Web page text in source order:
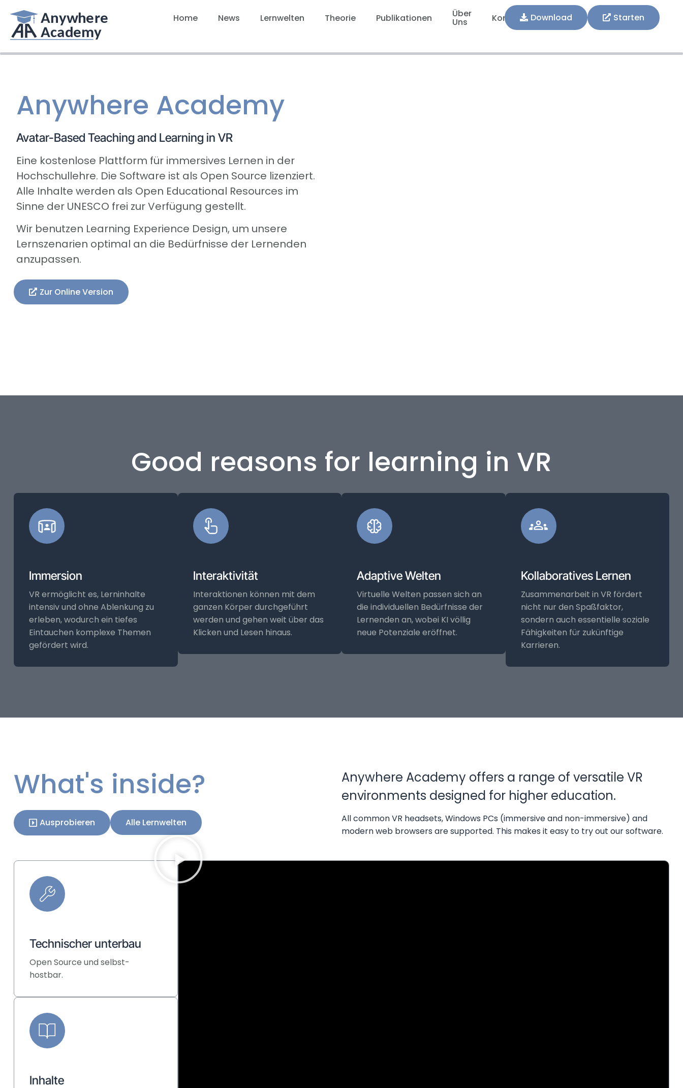
Home News Lernwelten Theorie Publikationen Über
Uns Kontakt Download Starten
Anywhere Academy
Avatar-Based Teaching and Learning in VR
Eine kostenlose Plattform für immersives Lernen in der
Hochschullehre. Die Software ist als Open Source lizenziert.
Alle Inhalte werden als Open Educational Resources im
Sinne der UNESCO frei zur Verfügung gestellt.
Wir benutzen Learning Experience Design, um unsere
Lernszenarien optimal an die Bedürfnisse der Lernenden
anzupassen.
Zur Online Version
Good reasons for learning in VR
Immersion
VR ermöglicht es, Lerninhalte
intensiv und ohne Ablenkung zu
erleben, wodurch ein tiefes
Eintauchen komplexe Themen
gefördert wird.
Interaktivität
Interaktionen können mit dem
ganzen Körper durchgeführt
werden und gehen weit über das
Klicken und Lesen hinaus.
Adaptive Welten
Virtuelle Welten passen sich an
die individuellen Bedürfnisse der
Lernenden an, wobei KI völlig
neue Potenziale eröffnet.
Kollaboratives Lernen
Zusammenarbeit in VR fördert
nicht nur den Spaßfaktor,
sondern auch essentielle soziale
Fähigkeiten für zukünftige
Karrieren.
What's inside?
Ausprobieren Alle Lernwelten
Anywhere Academy offers a range of versatile VR
environments designed for higher education.
All common VR headsets, Windows PCs (immersive and non-immersive) and
modern web browsers are supported. This makes it easy to try out our software.
Technischer unterbau
Open Source und selbst-
hostbar.
Inhalte